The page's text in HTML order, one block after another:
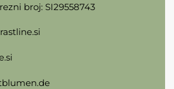
broj: SI29558743